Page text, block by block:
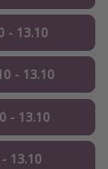
- 13.10
- 13.10
- 13.10
13.10